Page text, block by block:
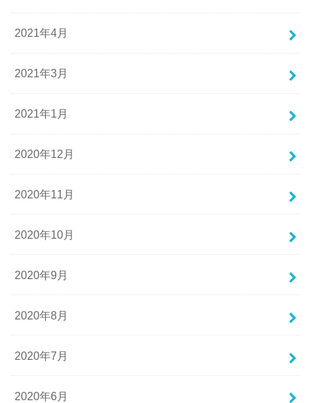
2021年4月
2021年3月
2021年1月
2020年12月
2020年11月
2020年10月
2020年9月
2020年8月
2020年7月
2020年6月